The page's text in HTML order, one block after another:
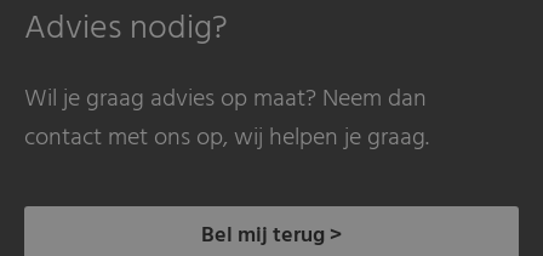
Advies nodig?
Wil je graag advies op maat? Neem dan
contact met ons op, wij helpen je graag.
Bel mij terug >